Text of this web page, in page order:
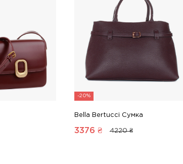
-20%
Bella Bertucci Сумка
3376 ₴ 4220 ₴